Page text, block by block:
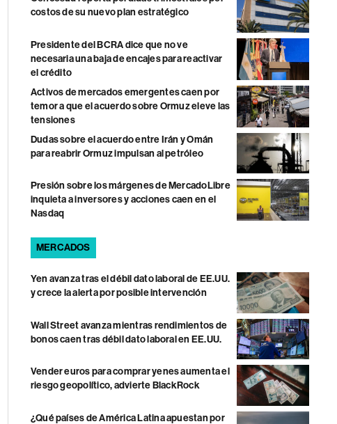
costos de su nuevo plan estratégico
Presidente del BCRA dice que no ve
necesaria una baja de encajes para reactivar
el crédito
Activos de mercados emergentes caen por
temor a que el acuerdo sobre Ormuz eleve las
tensiones
Dudas sobre el acuerdo entre Irán y Omán
para reabrir Ormuz impulsan al petróleo
Presión sobre los márgenes de MercadoLibre
inquieta a inversores y acciones caen en el
Nasdaq
MERCADOS
Yen avanza tras el débil dato laboral de EE.UU.
y crece la alerta por posible intervención
Wall Street avanza mientras rendimientos de
bonos caen tras débil dato laboral en EE.UU.
Vender euros para comprar yenes aumenta el
riesgo geopolítico, advierte BlackRock
¿Qué países de América Latina apuestan por